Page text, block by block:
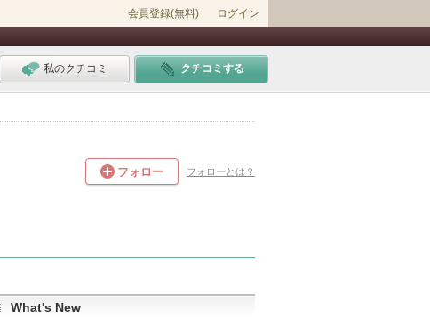
会員登録(無料) ログイン
私のクチコミ クチコミする
フォロー フォローとは？
What's New